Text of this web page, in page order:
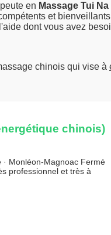
en Massage Tui Na
et
dont vous avez
chinois qui vise à
chinois)
Monléon-Magnoac Fermé
professionnel et très à